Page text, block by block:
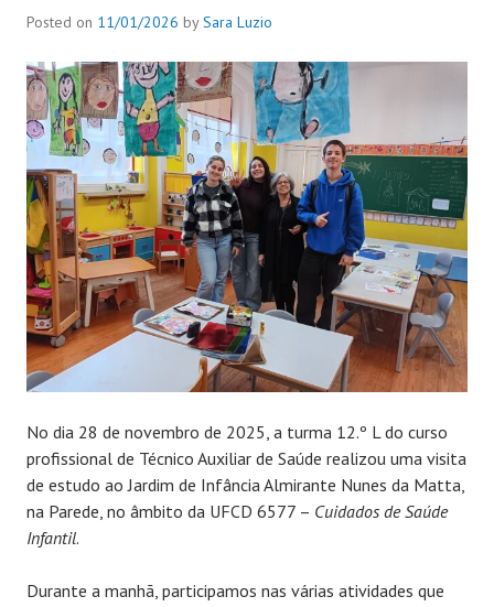
Posted on 11/01/2026 bySara Luzio
No dia 28 de novembro de 2025, a turma 12.º L do curso
profissional de Técnico Auxiliar de Saúde realizou uma visita
de estudo ao Jardim de Infância Almirante Nunes da Matta,
na Parede, no âmbito da UFCD 6577 – Cuidados de Saúde
Infantil.
Durante a manhã, participamos nas várias atividades que